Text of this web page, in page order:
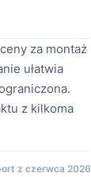
za montaż
ułatwia
z kilkoma
z czerwca 2026